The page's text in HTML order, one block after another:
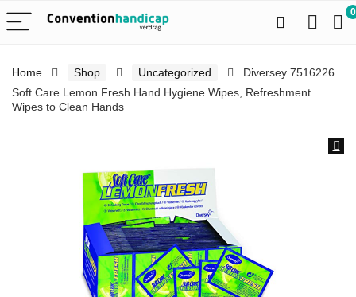
0
Home Shop Uncategorized
Diversey 7516226
Soft Care Lemon Fresh Hand Hygiene Wipes, Refreshment
Wipes to Clean Hands